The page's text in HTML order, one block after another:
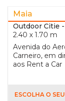
Maia
Outdoor Citie
2.40 x 1.70 m
Avenida do
Carneiro, em
aos Rent a Car
ESCOLHA O